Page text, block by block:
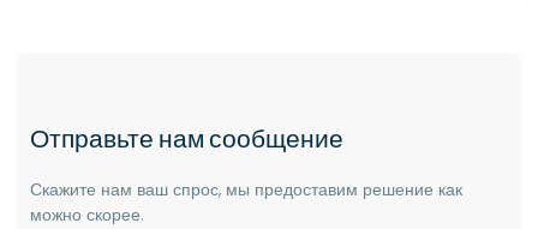
Отправьте нам сообщение
Скажите нам ваш спрос, мы предоставим решение как
можно скорее.